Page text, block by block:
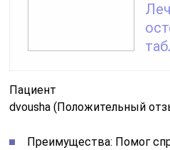
Пациент
dvousha (Положительный
Преимущества: Помог